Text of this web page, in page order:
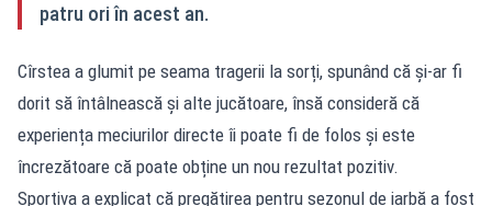
patru ori în acest an.
Cîrstea a glumit pe seama tragerii la sorți, spunând că și-ar fi
dorit să întâlnească și alte jucătoare, însă consideră că
experiența meciurilor directe îi poate fi de folos și este
încrezătoare că poate obține un nou rezultat pozitiv.
Sportiva a explicat că pregătirea pentru sezonul de iarbă a fost